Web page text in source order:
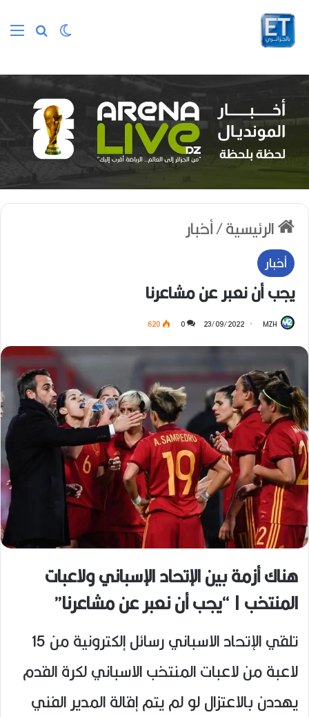
بحث عن
الوضع المظلم
الرئيسية/أخبار
أخبار
يجب أن نعبر عن مشاعرنا
MZH
23/09/2022
0
620
هناك أزمة بين الإتحاد الإسباني ولاعبات
المنتخب | “يجب أن نعبر عن مشاعرنا”
تلقي الإتحاد الاسباني رسائل إلكترونية من 15
لاعبة من لاعبات المنتخب الاسباني لكرة القدم
يهددن بالاعتزال لو لم يتم إقالة المدير الفني